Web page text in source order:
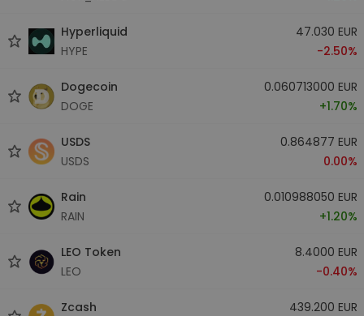
Hyperliquid
HYPE
47.030 EUR
-2.50%
Dogecoin
DOGE
0.060713000 EUR
+1.70%
USDS
USDS
0.864877 EUR
0.00%
Rain
RAIN
0.010988050 EUR
+1.20%
LEO Token
LEO
8.4000 EUR
-0.40%
Zcash
439.200 EUR